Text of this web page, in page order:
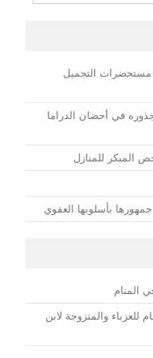
مستحضرات التجميل
في أحضان الدراما
المبكر للمنازل
بأسلوبها العفوي
المنام
للعزباء والمتزوجة لابن